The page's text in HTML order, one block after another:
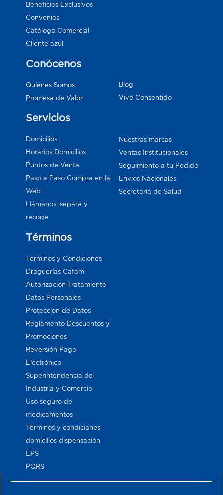
Beneficios Exclusivos
Convenios
Catálogo Comercial
Cliente azul
Conócenos
Quiénes Somos
Promesa de Valor
Blog
Vive Consentido
Servicios
Domicilios
Horarios Domicilios
Puntos de Venta
Paso a Paso Compra en la
Web
Llámanos, separa y
recoge
Nuestras marcas
Ventas Institucionales
Seguimiento a tu Pedido
Envios Nacionales
Secretaría de Salud
Términos
Términos y Condiciones
Droguerías Cafam
Autorización Tratamiento
Datos Personales
Proteccion de Datos
Reglamento Descuentos y
Promociones
Reversión Pago
Electrónico
Superintendencia de
Industria y Comercio
Uso seguro de
medicamentos
Términos y condiciones
domicilios dispensación
EPS
PQRS